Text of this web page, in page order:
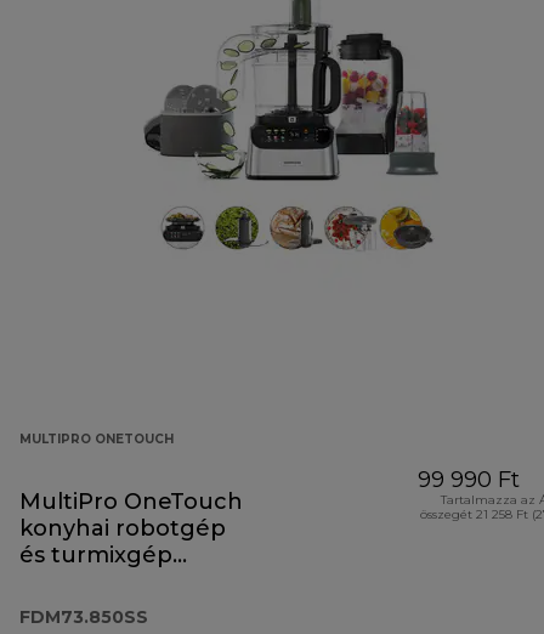
MULTIPRO ONETOUCH
MultiPro OneTouch
konyhai robotgép
és turmixgép
FDM73.850SS
99 990 Ft
Tartalmazza az
összegét 21 258 Ft